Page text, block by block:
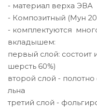
- материал верха ЭВА
- Композитный (Мун
- комплектуются
вкладышем:
первый слой: состоит
шерсть 60%)
второй слой -
льна
третий слой -